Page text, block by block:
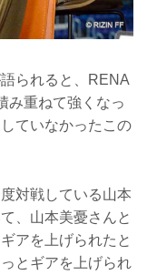
られると、RENA
み重ねて強くなっ
ていなかったこの
対戦している山本
、山本美憂さんと
アを上げられたと
とギアを上げられ